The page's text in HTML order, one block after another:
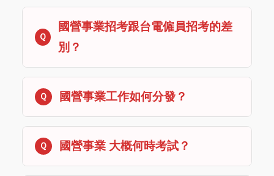
國營事業招考跟台電僱員招考的差
別？
國營事業工作如何分發？
國營事業 大概何時考試？